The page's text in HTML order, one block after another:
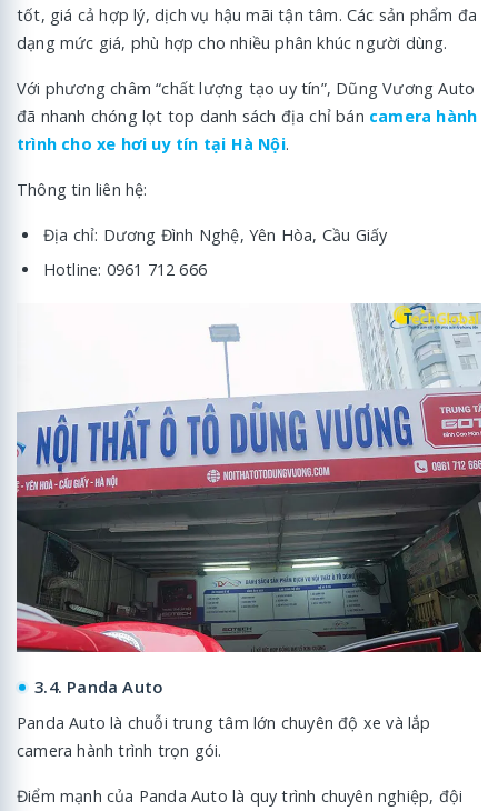
tốt, giá cả hợp lý, dịch vụ hậu mãi tận tâm. Các sản phẩm đa
dạng mức giá, phù hợp cho nhiều phân khúc người dùng.
Với phương châm “chất lượng tạo uy tín”, Dũng Vương Auto
đã nhanh chóng lọt top danh sách địa chỉ bán camera hành
trình cho xe hơi uy tín tại Hà Nội.
Thông tin liên hệ:
Địa chỉ: Dương Đình Nghệ, Yên Hòa, Cầu Giấy
Hotline: 0961 712 666
3.4. Panda Auto
Panda Auto là chuỗi trung tâm lớn chuyên độ xe và lắp
camera hành trình trọn gói.
Điểm mạnh của Panda Auto là quy trình chuyên nghiệp, đội